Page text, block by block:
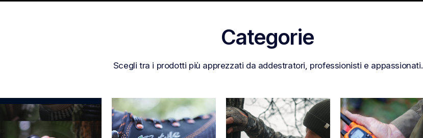
Categorie
Scegli tra i prodotti più apprezzati da addestratori, professionisti e appassionati.